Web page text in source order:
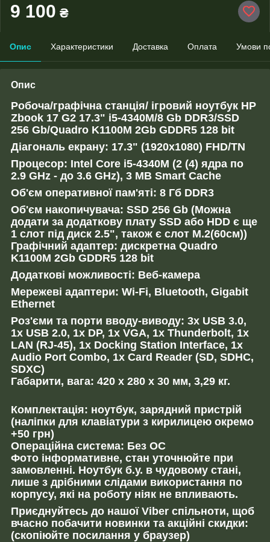
9 100 ₴
Опис Характеристики Доставка Оплата Умови
Опис
Робоча/графічна станція/ ігровий ноутбук HP
Zbook 17 G2 17.3" i5-4340M/8 Gb DDR3/SSD
256 Gb/Quadro K1100M 2Gb GDDR5 128 bit
Діагональ екрану: 17.3" (1920x1080) FHD/TN
Процесор: Intel Core i5-4340M (2 (4) ядра по
2.9 GHz - до 3.6 GHz), 3 MB Smart Cache
Об'єм оперативної пам'яті: 8 Гб DDR3
Об'єм накопичувача: SSD 256 Gb (Можна
додати за додаткову плату SSD або HDD є ще
1 слот під диск 2.5", також є слот M.2(60cм))
Графічний адаптер: дискретна Quadro
K1100M 2Gb GDDR5 128 bit
Додаткові можливості: Веб-камера
Мережеві адаптери: Wi-Fi, Bluetooth, Gigabit
Ethernet
Роз'єми та порти вводу-виводу: 3x USB 3.0,
1x USB 2.0, 1x DP, 1x VGA, 1x Thunderbolt, 1x
LAN (RJ-45), 1x Docking Station Interface, 1x
Audio Port Combo, 1x Card Reader (SD, SDHC,
SDXC)
Габарити, вага: 420 x 280 x 30 мм, 3,29 кг.
Комплектація: ноутбук, зарядний пристрій
(наліпки для клавіатури з кирилицею окремо
+50 грн)
Операційна система: Без ОС
Фото інформативне, стан уточнюйте при
замовленні. Ноутбук б.у. в чудовому стані,
лише з дрібними слідами використання по
корпусу, які на роботу ніяк не впливають.
Приєднуйтесь до нашої Viber спільноти, щоб
вчасно побачити новинки та акційні скидки:
(скопіюйте посилання у браузер)